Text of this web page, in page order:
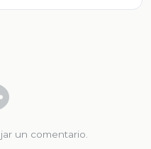
un comentario.